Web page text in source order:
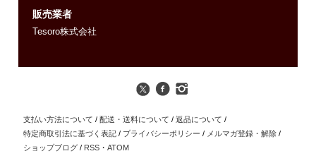
販売業者
Tesoro株式会社
支払い方法について / 配送・送料について / 返品について /
特定商取引法に基づく表記 / プライバシーポリシー / メルマガ登録・解除 /
ショップブログ / RSS ・ATOM